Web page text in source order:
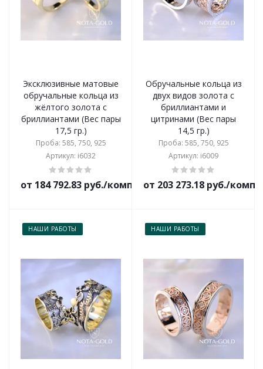
Эксклюзивные матовые
обручальные кольца из
жёлтого золота с
бриллиантами (Вес пары
17,5 гр.)
Проба: 585, 750, 925
Артикул: i6032
от 184 792.83 руб./комплект
Обручальные кольца из
двух видов золота с
бриллиантами и
цитринами (Вес пары
14,5 гр.)
Проба: 585, 750, 925
Артикул: i6009
от 203 273.18 руб./
НАШИ РАБОТЫ НАШИ РАБОТЫ